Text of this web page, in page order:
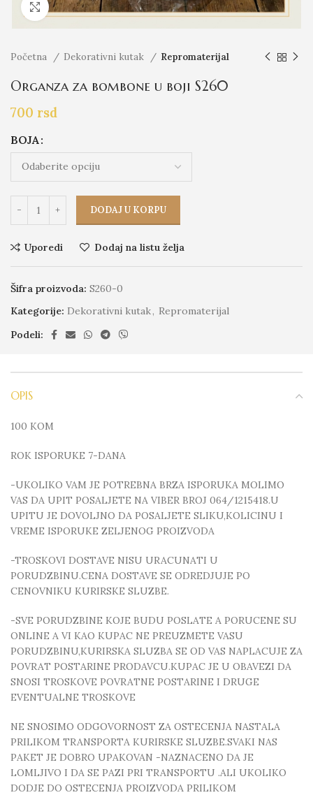
Click to enlarge
Početna Dekorativni kutak Repromaterijal
Organza za bombone u boji S260
700 rsd
BOJA
DODAJ U KORPU
Uporedi Dodaj na listu želja
Šifra proizvoda: S260-0
Kategorije: Dekorativni kutak, Repromaterijal
Podeli:
OPIS
100 KOM
ROK ISPORUKE 7-DANA
-UKOLIKO VAM JE POTREBNA BRZA ISPORUKA MOLIMO
VAS DA UPIT POSALJETE NA VIBER BROJ 064/1215418.U
UPITU JE DOVOLJNO DA POSALJETE SLIKU,KOLICINU I
VREME ISPORUKE ZELJENOG PROIZVODA
-TROSKOVI DOSTAVE NISU URACUNATI U
PORUDZBINU.CENA DOSTAVE SE ODREDJUJE PO
CENOVNIKU KURIRSKE SLUZBE.
-SVE PORUDZBINE KOJE BUDU POSLATE A PORUCENE SU
ONLINE A VI KAO KUPAC NE PREUZMETE VASU
PORUDZBINU,KURIRSKA SLUZBA SE OD VAS NAPLACUJE ZA
POVRAT POSTARINE PRODAVCU.KUPAC JE U OBAVEZI DA
SNOSI TROSKOVE POVRATNE POSTARINE I DRUGE
EVENTUALNE TROSKOVE
NE SNOSIMO ODGOVORNOST ZA OSTECENJA NASTALA
PRILIKOM TRANSPORTA KURIRSKE SLUZBE.SVAKI NAS
PAKET JE DOBRO UPAKOVAN -NAZNACENO DA JE
LOMLJIVO I DA SE PAZI PRI TRANSPORTU .ALI UKOLIKO
DODJE DO OSTECENJA PROIZVODA PRILIKOM